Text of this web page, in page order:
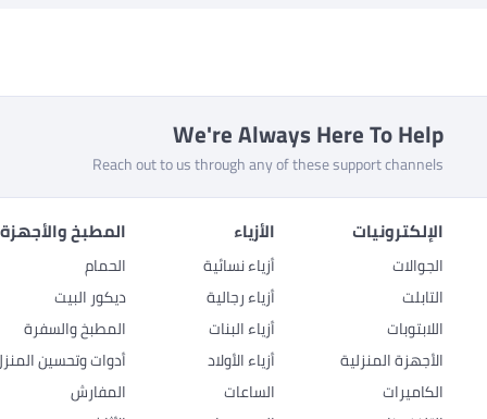
We're Always Here To Help
Reach out to us through any of these support channels
الإلكترونيات
الجوالات
التابلت
اللابتوبات
الأجهزة المنزلية
الكاميرات
الأزياء
أزياء نسائية
أزياء رجالية
أزياء البنات
أزياء الأولاد
الساعات
المطبخ
الحمام
ديكور البيت
المطبخ والسفرة
أدوات وتحسين
المفارش